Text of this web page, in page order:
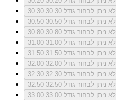
30.30
לא ניתן לבחור גודל 30.30
30.50
לא ניתן לבחור גודל 30.50
30.80
לא ניתן לבחור גודל 30.80
31.00
לא ניתן לבחור גודל 31.00
31.50
לא ניתן לבחור גודל 31.50
32.00
לא ניתן לבחור גודל 32.00
32.30
לא ניתן לבחור גודל 32.30
32.50
לא ניתן לבחור גודל 32.50
33.00
לא ניתן לבחור גודל 33.00